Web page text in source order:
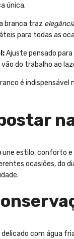
única.
branca traz
para todas as
Ajuste pensado
do trabalho ao
é
une estilo, conforto
ocasiões, do
com água